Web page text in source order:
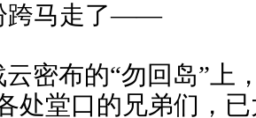
跨马走了——
密布的“勿回岛”上
处堂口的兄弟们，